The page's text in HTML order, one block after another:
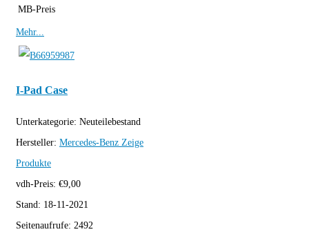
MB-Preis
Mehr...
I-Pad Case
Unterkategorie: Neuteilebestand
Hersteller: Mercedes-Benz Zeige
Produkte
vdh-Preis: €9,00
Stand: 18-11-2021
Seitenaufrufe: 2492